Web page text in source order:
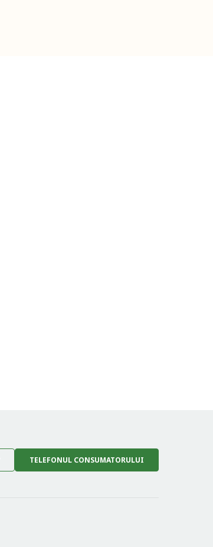
TELEFONUL CONSUMATORULUI